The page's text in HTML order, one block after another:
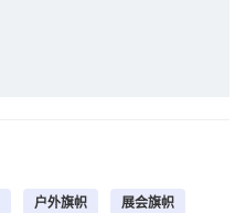
户外旗帜 展会旗帜